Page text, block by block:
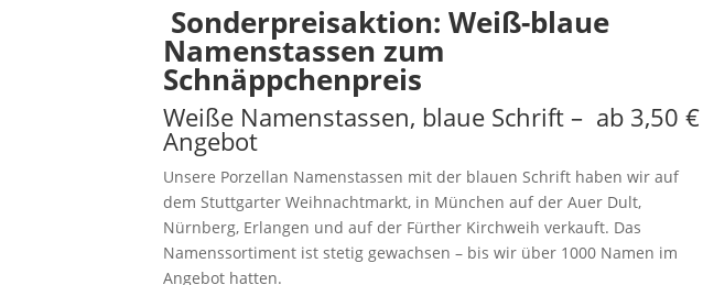
Sonderpreisaktion: Weiß-blaue
Namenstassen zum
Schnäppchenpreis
Weiße Namenstassen, blaue Schrift – ab 3,50 €
Angebot
Unsere Porzellan Namenstassen mit der blauen Schrift haben wir auf
dem Stuttgarter Weihnachtmarkt, in München auf der Auer Dult,
Nürnberg, Erlangen und auf der Fürther Kirchweih verkauft. Das
Namenssortiment ist stetig gewachsen – bis wir über 1000 Namen im
Angebot hatten.